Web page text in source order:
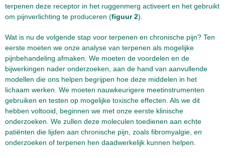
terpenen deze receptor in het ruggenmerg activeert en het gebruikt
om pijnverlichting te produceren (figuur 2).
Wat is nu de volgende stap voor terpenen en chronische pijn? Ten
eerste moeten we onze analyse van terpenen als mogelijke
pijnbehandeling afmaken. We moeten de voordelen en de
bijwerkingen nader onderzoeken, aan de hand van aanvullende
modellen die ons helpen begrijpen hoe deze middelen in het
lichaam werken. We moeten nauwkeurigere meetinstrumenten
gebruiken en testen op mogelijke toxische effecten. Als we dit
hebben voltooid, beginnen we met onze eerste klinische
onderzoeken. We zullen deze moleculen toedienen aan echte
patiënten die lijden aan chronische pijn, zoals fibromyalgie, en
onderzoeken of terpenen hen daadwerkelijk kunnen helpen.